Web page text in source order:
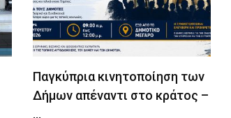
Παγκύπρια κινητοποίηση των
Δήμων απέναντι στο κράτος –
…